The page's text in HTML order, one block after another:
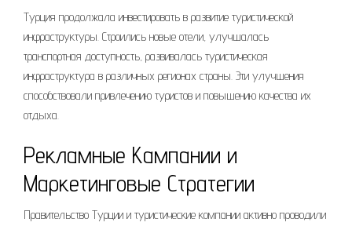
Турция продолжала инвестировать в развитие туристической
инфраструктуры. Строились новые отели, улучшалась
транспортная доступность, развивалась туристическая
инфраструктура в различных регионах страны. Эти улучшения
способствовали привлечению туристов и повышению качества их
отдыха.
Рекламные Кампании и
Маркетинговые Стратегии
Правительство Турции и туристические компании активно проводили